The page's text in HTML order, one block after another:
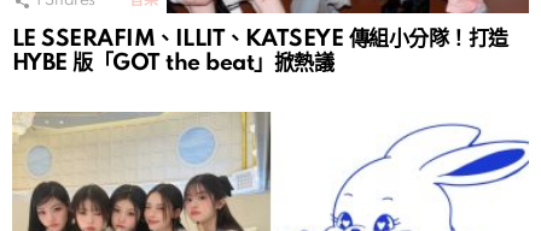
LE SSERAFIM、ILLIT、KATSEYE 傳組小分隊！打造
HYBE 版「GOT the beat」掀熱議